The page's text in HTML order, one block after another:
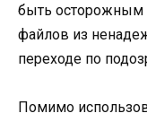
быть осторожным
файлов из
переходе по
Помимо